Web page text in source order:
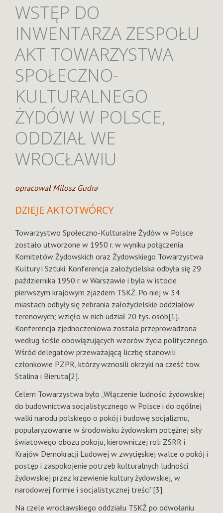
WSTĘP DO
INWENTARZA ZESPOŁU
AKT TOWARZYSTWA
SPOŁECZNO-
KULTURALNEGO
ŻYDÓW W POLSCE,
ODDZIAŁ WE
WROCŁAWIU
opracował Milosz Gudra
DZIEJE AKTOTWÓRCY
Towarzystwo Społeczno-Kulturalne Żydów w Polsce
zostało utworzone w 1950 r. w wyniku połączenia
Komitetów Żydowskich oraz Żydowskiego Towarzystwa
Kultury i Sztuki. Konferencja założycielska odbyła się 29
października 1950 r. w Warszawie i była w istocie
pierwszym krajowym zjazdem TSKŻ. Po niej w 34
miastach odbyły się zebrania założycielskie oddziałów
terenowych; wzięło w nich udział 20 tys. osób[1].
Konferencja zjednoczeniowa została przeprowadzona
według ściśle obowiązujących wzorów życia politycznego.
Wśród delegatów przeważającą liczbę stanowili
członkowie PZPR, którzy wznosili okrzyki na cześć tow.
Stalina i Bieruta[2].
Celem Towarzystwa było „Włączenie ludności żydowskiej
do budownictwa socjalistycznego w Polsce i do ogólnej
walki narodu polskiego o pokój i budowę socjalizmu,
popularyzowanie w środowisku żydowskim potężnej siły
światowego obozu pokoju, kierowniczej roli ZSRR i
Krajów Demokracji Ludowej w zwycięskiej walce o pokój i
postęp i zaspokojenie potrzeb kulturalnych ludności
żydowskiej przez krzewienie kultury żydowskiej, w
narodowej formie i socjalistycznej treści”[3].
Na czele wrocławskiego oddziału TSKŻ po odwołaniu